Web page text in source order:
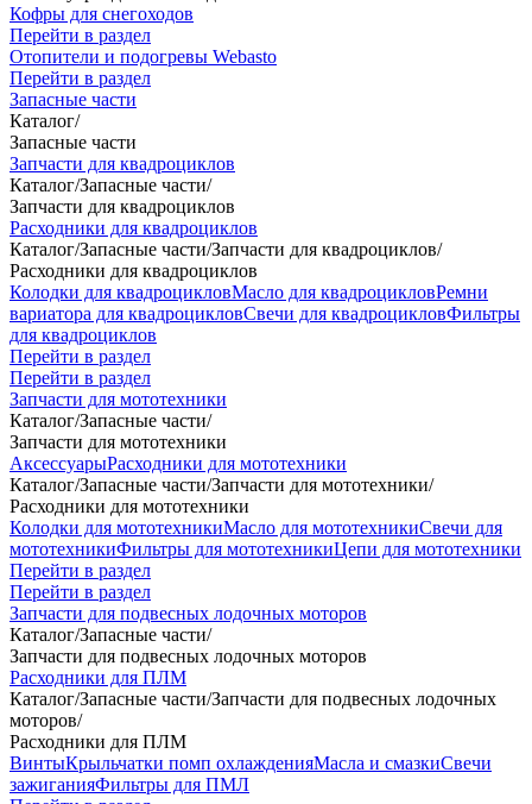
Кофры для снегоходов
Перейти в раздел
Отопители и подогревы Webasto
Перейти в раздел
Запасные части
Каталог/
Запасные части
Запчасти для квадроциклов
Каталог/Запасные части/
Запчасти для квадроциклов
Расходники для квадроциклов
Каталог/Запасные части/Запчасти для квадроциклов/
Расходники для квадроциклов
Колодки для квадроцикловМасло для квадроцикловРемни
вариатора для квадроцикловСвечи для квадроцикловФильтры
для квадроциклов
Перейти в раздел
Перейти в раздел
Запчасти для мототехники
Каталог/Запасные части/
Запчасти для мототехники
АксессуарыРасходники для мототехники
Каталог/Запасные части/Запчасти для мототехники/
Расходники для мототехники
Колодки для мототехникиМасло для мототехникиСвечи для
мототехникиФильтры для мототехникиЦепи для мототехники
Перейти в раздел
Перейти в раздел
Запчасти для подвесных лодочных моторов
Каталог/Запасные части/
Запчасти для подвесных лодочных моторов
Расходники для ПЛМ
Каталог/Запасные части/Запчасти для подвесных лодочных
моторов/
Расходники для ПЛМ
ВинтыКрыльчатки помп охлажденияМасла и смазкиСвечи
зажиганияФильтры для ПМЛ